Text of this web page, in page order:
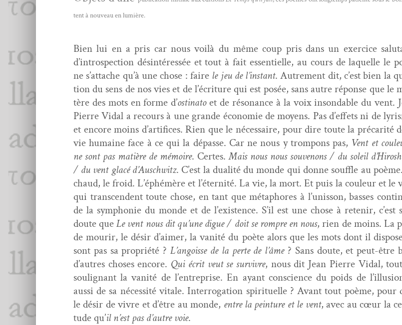
tent à nou­veau en lumière.
Bien lui en a pris car nous voilà du même coup pris dans un exer­ci­ce
d’introspection dés­in­téressée et tout à fait essen­tielle, au cours de laque­lle le
ne s’attache qu’à une chose : faire le jeu de l’instant. Autrement dit, c’est bien la
tion du sens de nos vies et de l’écriture qui est posée, sans autre réponse que le
tère des mots en forme d’osti­na­toet de réso­nance à la voix insond­able du vent.
Pierre Vidal a recours à une grande économie de moyens. Pas d’effets ni de
et encore moins d’artifices. Rien que le néces­saire, pour dire toute la pré­car­ité
vie humaine face à ce qui la dépasse. Car ne nous y trompons pas, Vent et
ne sont pas matière de mémoire. Certes.Mais nous nous sou­venons / du soleil
/ du vent glacé d’Auschwitz. C’est la dual­ité du monde qui donne souf­fle au
chaud, le froid. L’éphémère et l’éternité. La vie, la mort. Et puis la couleur et le
qui tran­scen­dent toute chose, en tant que métaphores à l’unisson, bass­es
de la sym­phonie du monde et de l’existence. S’il est une chose à retenir, c’est
doute queLe vent nous dit qu’une digue / doit se rompre en nous, rien de moins. La
de mourir, le désir d’aimer, la van­ité du poète alors que les mots dont il
sont pas sa pro­priété ?L’angoisse de la perte de l’âme? Sans doute, et peut-être
d’autres choses encore. Qui écrit veut se sur­vivre, nous dit Jean Pierre Vidal,
soulig­nant la van­ité de l’entreprise. En ayant con­science du poids de
aus­si de sa néces­sité vitale. Inter­ro­ga­tion spir­ituelle ? Avant tout poème, pour
le désir de vivre et d’être au monde, entre la pein­ture et le vent, avec au cœur la
tude qu’il n’est pas d’autre voie.